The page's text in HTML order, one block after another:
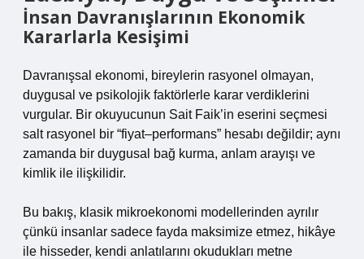
İnsan Davranışlarının Ekonomik
Kararlarla Kesişimi
Davranışsal ekonomi, bireylerin rasyonel olmayan,
duygusal ve psikolojik faktörlerle karar verdiklerini
vurgular. Bir okuyucunun Sait Faik’in eserini seçmesi
salt rasyonel bir “fiyat–performans” hesabı değildir; aynı
zamanda bir duygusal bağ kurma, anlam arayışı ve
kimlik ile ilişkilidir.
Bu bakış, klasik mikroekonomi modellerinden ayrılır
çünkü insanlar sadece fayda maksimize etmez, hikâye
ile hisseder, kendi anlatılarını okudukları metne